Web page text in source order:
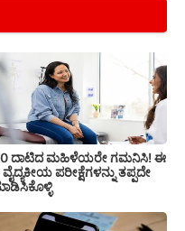
ದಾಟಿದ ಮಹಿಳೆಯರೇ ಗಮನಿಸಿ! ಈ
ಪರೀಕ್ಷೆಗಳನ್ನು ತಪ್ಪದೇ